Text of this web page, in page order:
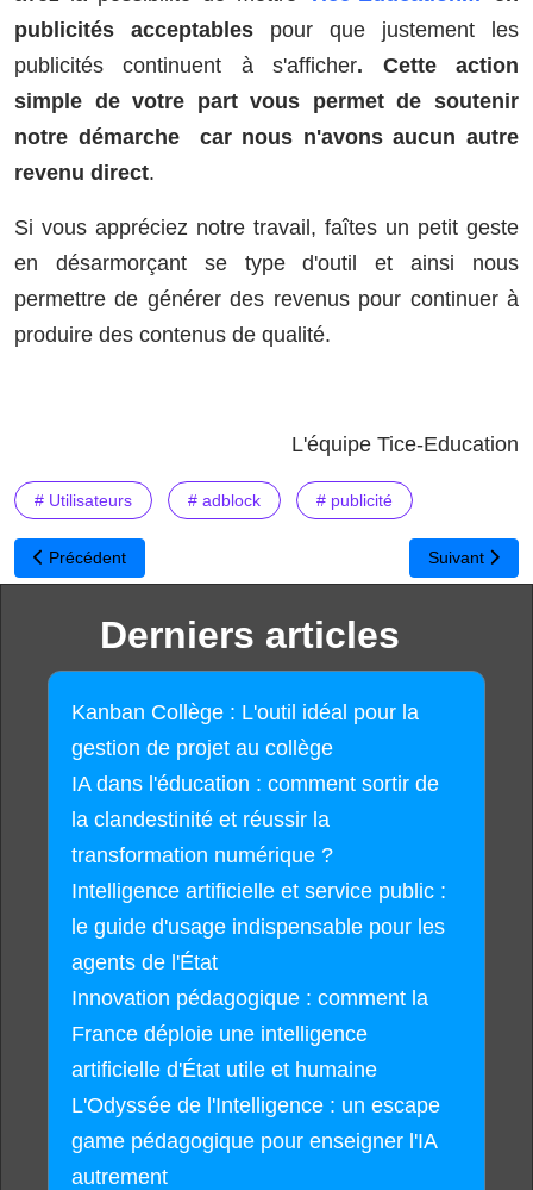
publicités acceptables pour que justement les
publicités continuent à s'afficher. Cette action
simple de votre part vous permet de soutenir
notre démarche car nous n'avons aucun autre
revenu direct.
Si vous appréciez notre travail, faîtes un petit geste
en désarmorçant se type d'outil et ainsi nous
permettre de générer des revenus pour continuer à
produire des contenus de qualité.
L'équipe Tice-Education
# Utilisateurs # adblock # publicité
Article précédent : Bonnes vacances
Précédent Article
Suivant
Derniers articles
Kanban Collège : L'outil idéal pour la
gestion de projet au collège
IA dans l'éducation : comment sortir de
la clandestinité et réussir la
transformation numérique ?
Intelligence artificielle et service public :
le guide d'usage indispensable pour les
agents de l'État
Innovation pédagogique : comment la
France déploie une intelligence
artificielle d'État utile et humaine
L'Odyssée de l'Intelligence : un escape
game pédagogique pour enseigner l'IA
autrement